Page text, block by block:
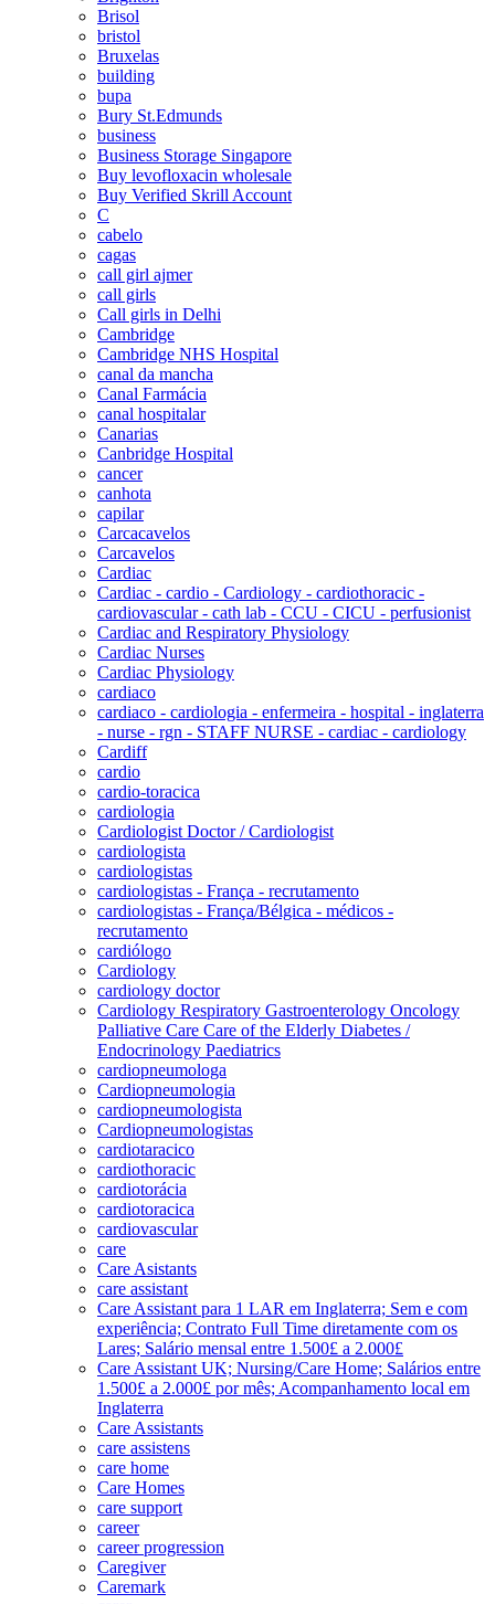
Brisol
bristol
Bruxelas
building
bupa
Bury St.Edmunds
business
Business Storage Singapore
Buy levofloxacin wholesale
Buy Verified Skrill Account
C
cabelo
cagas
call girl ajmer
call girls
Call girls in Delhi
Cambridge
Cambridge NHS Hospital
canal da mancha
Canal Farmácia
canal hospitalar
Canarias
Canbridge Hospital
cancer
canhota
capilar
Carcacavelos
Carcavelos
Cardiac
Cardiac - cardio - Cardiology - cardiothoracic -
cardiovascular - cath lab - CCU - CICU - perfusionist
Cardiac and Respiratory Physiology
Cardiac Nurses
Cardiac Physiology
cardiaco
cardiaco - cardiologia - enfermeira - hospital - inglaterra
- nurse - rgn - STAFF NURSE - cardiac - cardiology
Cardiff
cardio
cardio-toracica
cardiologia
Cardiologist Doctor / Cardiologist
cardiologista
cardiologistas
cardiologistas - França - recrutamento
cardiologistas - França/Bélgica - médicos -
recrutamento
cardiólogo
Cardiology
cardiology doctor
Cardiology Respiratory Gastroenterology Oncology
Palliative Care Care of the Elderly Diabetes /
Endocrinology Paediatrics
cardiopneumologa
Cardiopneumologia
cardiopneumologista
Cardiopneumologistas
cardiotaracico
cardiothoracic
cardiotorácia
cardiotoracica
cardiovascular
care
Care Asistants
care assistant
Care Assistant para 1 LAR em Inglaterra; Sem e com
experiência; Contrato Full Time diretamente com os
Lares; Salário mensal entre 1.500£ a 2.000£
Care Assistant UK; Nursing/Care Home; Salários entre
1.500£ a 2.000£ por mês; Acompanhamento local em
Inglaterra
Care Assistants
care assistens
care home
Care Homes
care support
career
career progression
Caregiver
Caremark